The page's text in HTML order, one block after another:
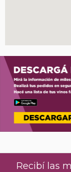
Recibí las